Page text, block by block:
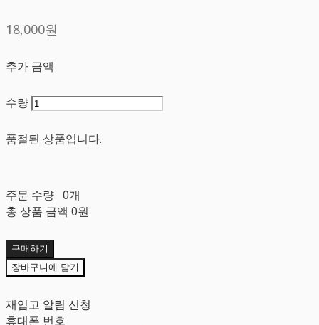
18,000원
추가 금액
수량
품절된 상품입니다.
주문 수량 0개
총 상품 금액 0원
구매하기
장바구니에 담기
재입고 알림 신청
휴대폰 번호